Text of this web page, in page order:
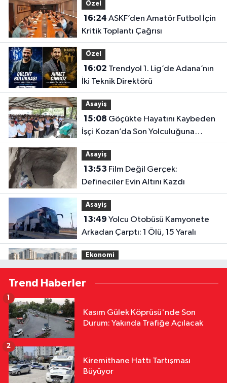
Özel
16:24
Kritik Toplantı Çağrısı
Özel
16:02
İki Teknik Direktörü
Asayiş
15:08
İşçi Kozan’da Son Yolculuğuna
Uğurlandı
Asayiş
13:53
Defineciler Evin Altını Kazdı
Asayiş
13:49
Arkadan Çarptı: 1 Ölü, 15 Yaralı
Ekonomi
13:18Adana’da Ev Almak Hayal mi?
Rakamlar Gerçeği Ortaya Koydu
12:44 AK Parti’nin 25. Yılı İçin
12:31Seyhan’daki Mikroplastik
Trend Haberler
Kasım Gülek Köprüsü'nde Son
Durum: Yakında Trafiğe Açılacak
1
Kiremithane Hattı Tartışması
Büyüyor
2